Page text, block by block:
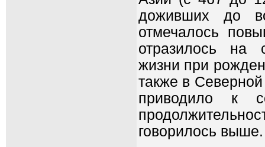
доживших до
отмечалось
отразилось на
жизни при
также в
приводило к
говорилось выше.